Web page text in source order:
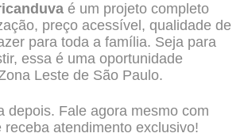
é um projeto completo
preço acessível, qualidade de
para toda a família. Seja para
essa é uma oportunidade
Leste de São Paulo.
depois. Fale agora mesmo com
receba atendimento exclusivo!